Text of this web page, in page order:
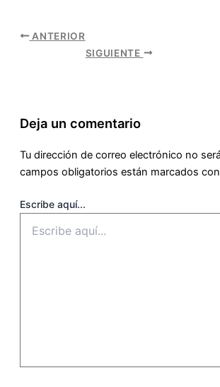
ANTERIOR
SIGUIENTE
Deja un comentario
Tu dirección de correo electrónico no
campos obligatorios están marcados con
Escribe aquí...